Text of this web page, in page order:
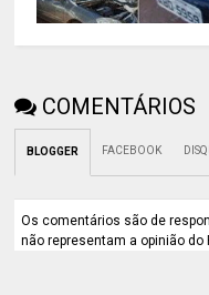
COMENTÁRIOS
BLOGGER FACEBOOK
Os comentários são de
não representam a opinião do